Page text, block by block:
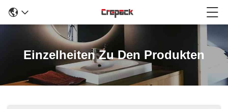
Einzelheiten Zu Den Produkten